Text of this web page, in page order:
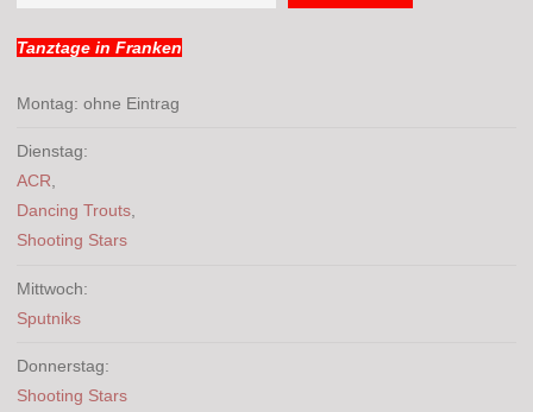
Tanztage in Franken
Montag: ohne Eintrag
Dienstag:
ACR,
Dancing Trouts,
Shooting Stars
Mittwoch:
Sputniks
Donnerstag:
Shooting Stars